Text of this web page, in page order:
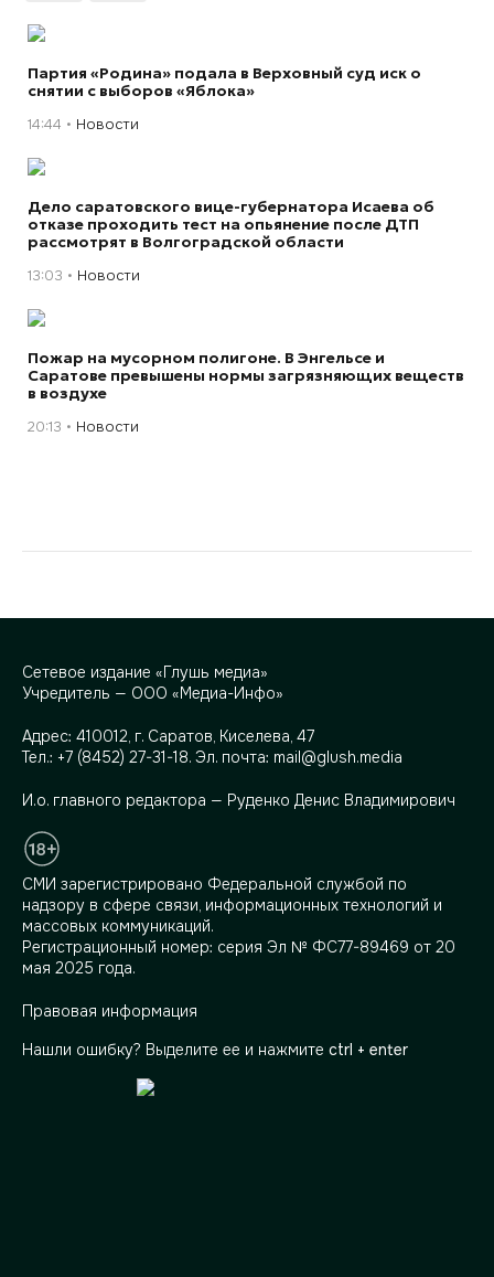
Партия «Родина» подала в Верховный суд иск о
снятии с выборов «Яблока»
14:44 Новости
Дело саратовского вице-губернатора Исаева об
отказе проходить тест на опьянение после ДТП
рассмотрят в Волгоградской области
13:03 Новости
Пожар на мусорном полигоне. В Энгельсе и
Саратове превышены нормы загрязняющих веществ
в воздухе
20:13 Новости
Сетевое издание «Глушь медиа»
Учредитель — ООО «Медиа-Инфо»
Адрес: 410012, г. Саратов, Киселева, 47
Тел.: +7 (8452) 27-31-18. Эл. почта: mail@glush.media
И.о. главного редактора — Руденко Денис Владимирович
СМИ зарегистрировано Федеральной службой по
надзору в сфере связи, информационных технологий и
массовых коммуникаций.
Регистрационный номер: серия Эл № ФС77-89469 от 20
мая 2025 года.
Правовая информация
Нашли ошибку? Выделите ее и нажмите ctrl + enter